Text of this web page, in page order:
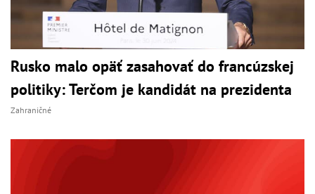
Rusko malo opäť zasahovať do francúzskej
politiky: Terčom je kandidát na prezidenta
Zahraničné